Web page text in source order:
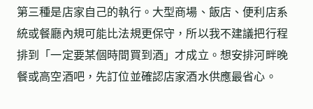
第三種是店家自己的執行。大型商場、飯店、便利店系
統或餐廳內規可能比法規更保守，所以我不建議把行程
排到「一定要某個時間買到酒」才成立。想安排河畔晚
餐或高空酒吧，先訂位並確認店家酒水供應最省心。